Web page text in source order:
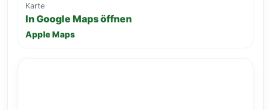
Karte
In Google Maps öffnen
Apple Maps